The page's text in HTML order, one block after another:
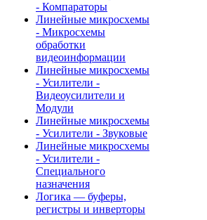
- Компараторы
Линейные микросхемы
- Микросхемы
обработки
видеоинформации
Линейные микросхемы
- Усилители -
Видеоусилители и
Модули
Линейные микросхемы
- Усилители - Звуковые
Линейные микросхемы
- Усилители -
Специального
назначения
Логика — буферы,
регистры и инверторы